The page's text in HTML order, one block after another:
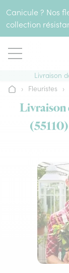
Canicule ? Nos
collection
Livraison
Accueil
› Fleuristes ›
Livraison